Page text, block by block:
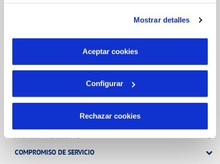
son indispensables para que el sitio web funcione y que
por tanto no se pueden desactivar. Puedes consultar
más información en nuestraPolítica de Cookies
Mostrar detalles
Aceptar cookies
Configurar
Rechazar cookies
ATENCIÓN AL CLIENTE
COMPROMISO DE SERVICIO